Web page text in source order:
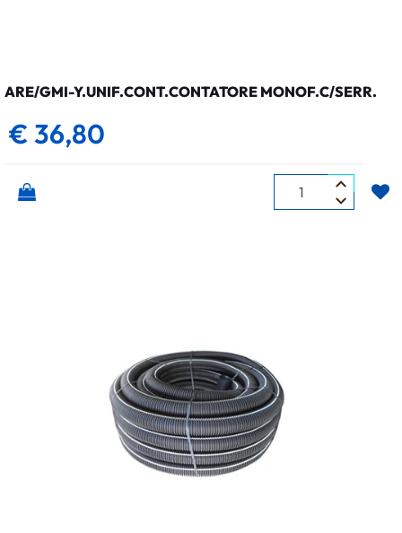
ARE/GMI-Y.UNIF.CONT.CONTATORE MONOF.C/SERR.
€ 36,80
Quantità